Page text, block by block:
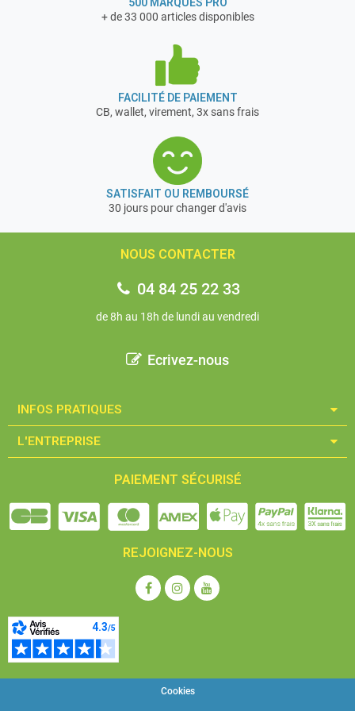
+ de 33 000 articles disponibles
FACILITÉ DE PAIEMENT
CB, wallet, virement, 3x sans frais
SATISFAIT OU REMBOURSÉ
30 jours pour changer d'avis
NOUS CONTACTER
04 84 25 22 33
de 8h au 18h de lundi au vendredi
Ecrivez-nous
INFOS PRATIQUES​
L'ENTREPRISE​
PAIEMENT SÉCURISÉ
REJOIGNEZ-NOUS
Cookies